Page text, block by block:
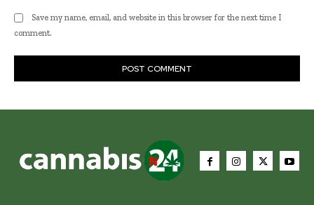
Save my name, email, and website in this browser for the next time I
comment.